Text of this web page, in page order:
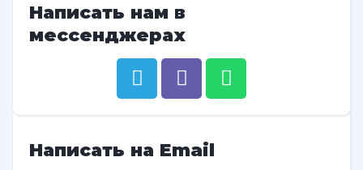
Написать нам в
мессенджерах
Написать на Email